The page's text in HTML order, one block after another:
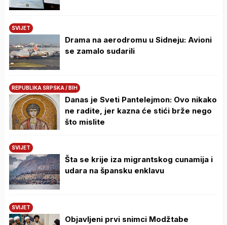
SVIJET
Drama na aerodromu u Sidneju: Avioni
se zamalo sudarili
REPUBLIKA SRPSKA / BIH
Danas je Sveti Pantelejmon: Ovo nikako
ne radite, jer kazna će stići brže nego
što mislite
SVIJET
Šta se krije iza migrantskog cunamija i
udara na špansku enklavu
SVIJET
Objavljeni prvi snimci Modžtabe